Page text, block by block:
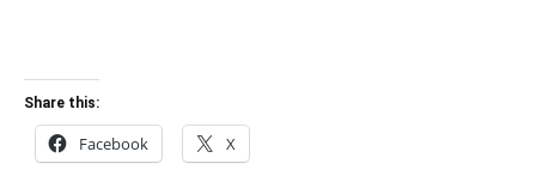
Share this:
Facebook X